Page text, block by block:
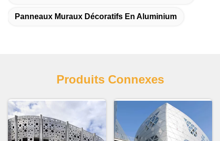
Panneaux Muraux Décoratifs En Aluminium
Produits Connexes